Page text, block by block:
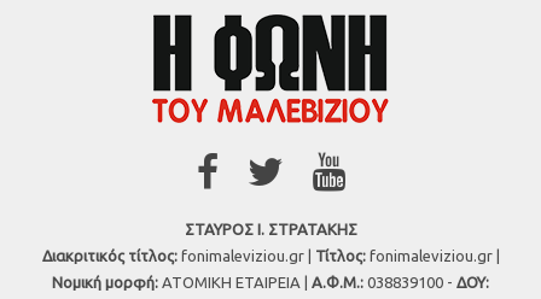
ΣΤΑΥΡΟΣ Ι. ΣΤΡΑΤΑΚΗΣ
Διακριτικός τίτλος:fonimaleviziou.gr | Τίτλος:fonimaleviziou.gr |
Νομική μορφή: ΑΤΟΜΙΚΗ ΕΤΑΙΡΕΙΑ | Α.Φ.Μ.: 038839100 - ΔΟΥ: